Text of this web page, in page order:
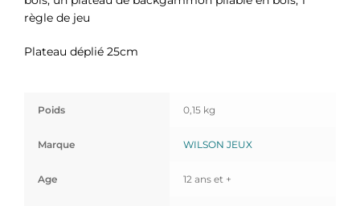
règle de jeu
Plateau déplié 25cm
Poids 0,15 kg
Marque WILSON JEUX
Age 12 ans et +